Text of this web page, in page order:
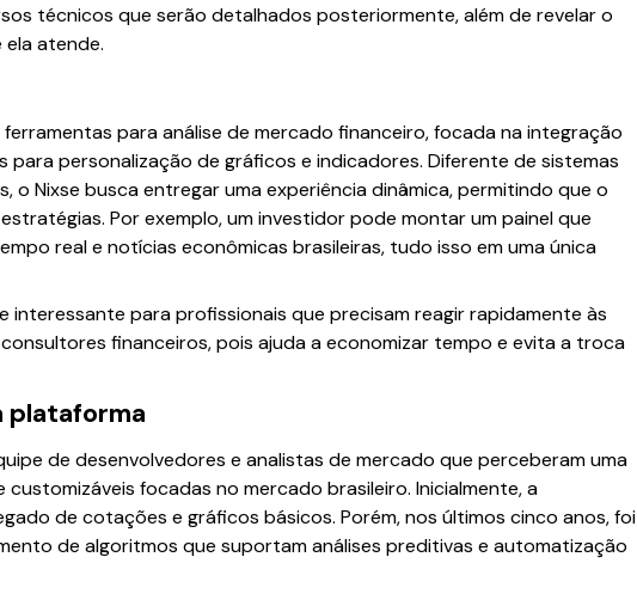
técnicos que serão detalhados posteriormente, além de revelar o
atende.
para análise de mercado financeiro, focada na integração
personalização de gráficos e indicadores. Diferente de sistemas
Nixse busca entregar uma experiência dinâmica, permitindo que o
Por exemplo, um investidor pode montar um painel que
real e notícias econômicas brasileiras, tudo isso em uma única
interessante para profissionais que precisam reagir rapidamente às
financeiros, pois ajuda a economizar tempo e evita a troca
plataforma
de desenvolvedores e analistas de mercado que perceberam uma
focadas no mercado brasileiro. Inicialmente, a
de cotações e gráficos básicos. Porém, nos últimos cinco anos, foi
de algoritmos que suportam análises preditivas e automatização